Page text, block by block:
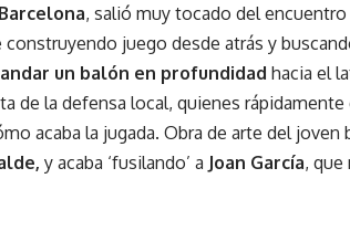
, salió muy tocado del encuentro
construyendo juego desde atrás y
un balón en profundidad hacia el
de la defensa local, quienes
acaba la jugada. Obra de arte del
y acaba ‘fusilando’ a Joan García, que